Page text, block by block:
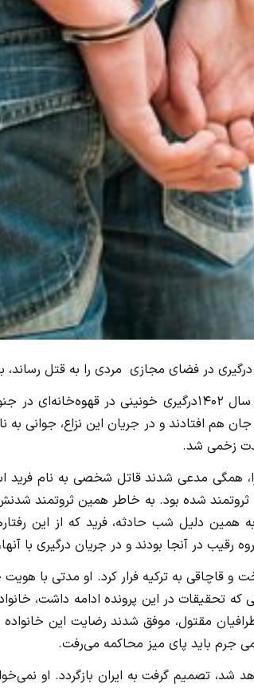
در فضای مجازی مردی را به قتل
به گزارش اعتمادآنلاین، شامگاه ۲۷ بهمن سال
هم افتادند و در جریان این نزاع، جوانی
زخمی شد.
همگی مدعی شدند قاتل شخصی به نام فرید
ثروتمند شده بود. به خاطر همین ثروتمند
همین دلیل شب حادثه، فرید که از این
در آنجا بودند و در جریان درگیری با
به ترکیه فرار کرد. او مدتی با هویت
که تحقیقات در این پرونده ادامه داشت،
مقتول، موفق شدند رضایت این
جرم باید پای میز محاکمه می‌رفت.
شد، تصمیم گرفت به ایران بازگردد. او